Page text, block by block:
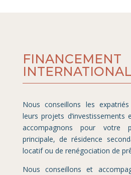
FINANCEMENT
INTERNATIONAL
Nous conseillons les
leurs projets d’investissements
accompagnons pour votre
principale, de résidence
locatif ou de renégociation de
Nous conseillons et